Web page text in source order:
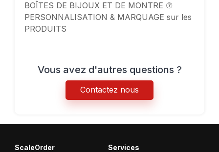
BOÎTES DE BIJOUX ET DE MONTRE ⑦
PERSONNALISATION & MARQUAGE sur les
PRODUITS
Vous avez d'autres questions ?
Contactez nous
ScaleOrder Services